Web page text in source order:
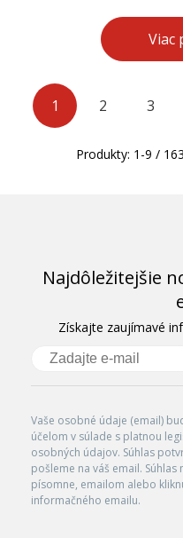
Viac
1 2 3
Produkty: 1 -9 / 163
Najdôležitejšie
Získajte zaujímavé
Vaše osobné údaje (email)
účelom v súlade s platnou
osobných údajov. Súhlas
pošleme na váš email.
písomne, emailom alebo
informačného emailu.